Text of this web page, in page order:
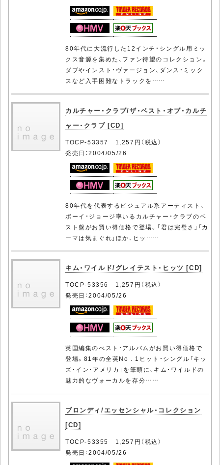
80年代に大流行した12インチ・シングル用ミッ
クス音源を集めた、ファン待望のコレクション。
ダブやインスト・ヴァージョン、ダンス・ミック
スなど入手困難なトラックを……
カルチャー・クラブ/ザ・ベスト・オブ・カルチ
ャー・クラブ [CD]
TOCP-53357 1,257円（税込）
発売日：2004/05/26
80年代を代表するビジュアル系アーティスト、
ボーイ・ジョージ率いるカルチャー・クラブのベ
スト盤がお買い得価格で登場。「君は完璧さ」「カ
ーマは気まぐれ」ほか、ヒッ……
キム・ワイルド/グレイテスト・ヒッツ [CD]
TOCP-53356 1,257円（税込）
発売日：2004/05/26
英国編集のべスト・アルバムがお買い得価格で
登場。81年の全英No．1ヒット・シングル「キッ
ズ・イン・アメリカ」を筆頭に、キム・ワイルドの
魅力的なヴォーカルを存分……
ブロンディ/エッセンシャル・コレクション
[CD]
TOCP-53355 1,257円（税込）
発売日：2004/05/26